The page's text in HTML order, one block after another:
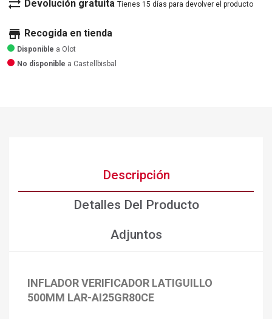
Crear lista de deseos
Iniciar sesión
sync_alt Devolución gratuita Tienes 15 días para devolver el producto
store Recogida en tienda
Disponible a Olot
No disponible a Castellbisbal
Descripción
Detalles Del Producto
Adjuntos
INFLADOR VERIFICADOR LATIGUILLO
500MM LAR-AI25GR80CE